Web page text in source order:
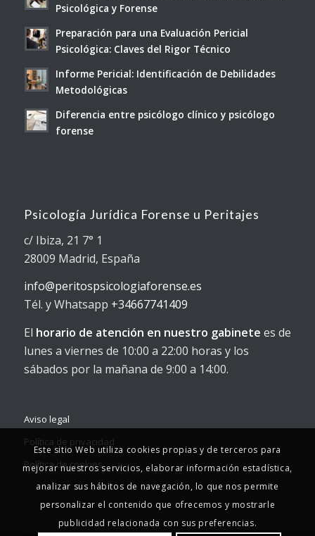
Psicológica y Forense
Preparación para una Evaluación Pericial
Psicológica: Claves del Rigor Técnico
Informe Pericial: Identificación de Debilidades
Metodológicas
Diferencia entre psicólogo clínico y psicólogo
forense
Psicología Jurídica Forense u Peritajes
c/ Ibiza, 21 7° 1
28009 Madrid, España
info@peritospsicologiaforense.es
Tél. y Whatsapp +34667741409
El horario de atención en nuestro gabinete es de
lunes a viernes de 10:00 a 22:00 horas y los
sábados por la mañana de 9:00 a 14:00.
Aviso legal
Política de privacidad
Política de cookies
Este sitio Web utiliza cookies propias y de terceros para
mejorar nuestros servicios, elaborar información estadística,
analizar sus hábitos de navegación, lo que nos permite
personalizar el contenido que ofrecemos y mostrarle
publicidad relacionada con sus preferencias.